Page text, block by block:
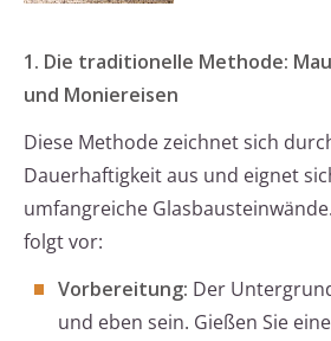
1. Die traditionelle Methode:
und Moniereisen
Diese Methode zeichnet sich
Dauerhaftigkeit aus und eignet
umfangreiche
folgt vor:
Vorbereitung: Der
und eben sein. Gießen Sie